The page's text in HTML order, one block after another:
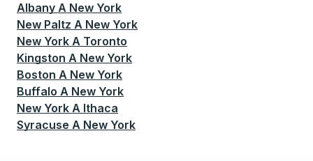
Albany A New York
New Paltz A New York
New York A Toronto
Kingston A New York
Boston A New York
Buffalo A New York
New York A Ithaca
Syracuse A New York